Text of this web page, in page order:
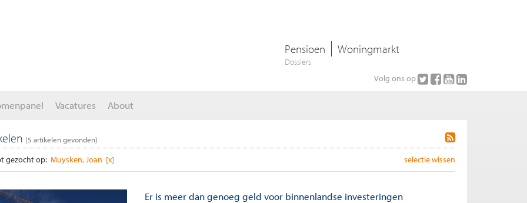
Pensioen Woningmarkt
Dossiers
Volg ons op
Vacatures About
(5 artikelen gevonden)
gezocht op: selectie wissen
Muysken, Joan [x]
Er is meer dan genoeg geld voor binnenlandse investeringen